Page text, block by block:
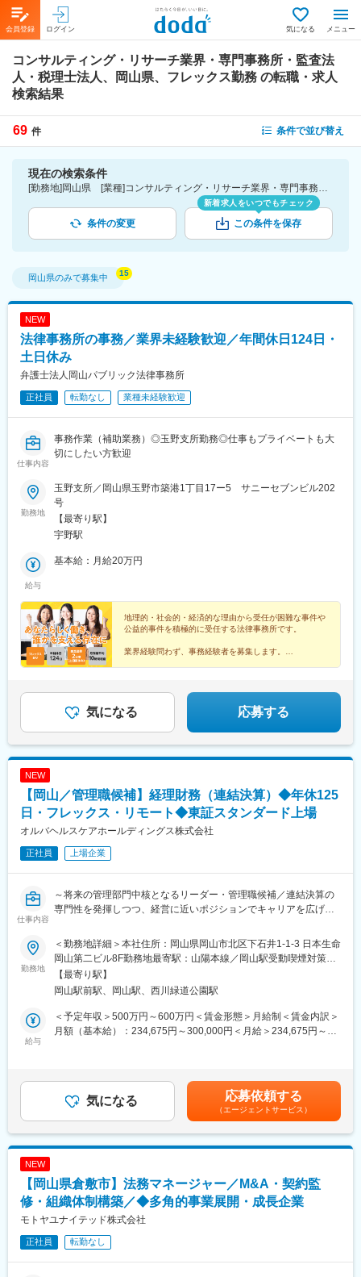
会員登録 ログイン 気になる メニュー
コンサルティング・リサーチ業界・専門事務所・監査法
人・税理士法人、岡山県、フレックス勤務 の転職・求人
検索結果
69 件 条件で並び替え
現在の検索条件
[勤務地]岡山県 [業種]コンサルティング・リサーチ業界・専門事務所・監査法人・税理士法人 [詳細条件](休日・働き方)フレックス勤務
条件の変更
新着求人をいつでもチェック
この条件を保存
岡山県のみで募集中
NEW
法律事務所の事務／業界未経験歓迎／年間休日124日・
土日休み
弁護士法人岡山パブリック法律事務所
正社員 転勤なし 業種未経験歓迎
仕事内容
事務作業（補助業務）◎玉野支所勤務◎仕事もプライベートも大
切にしたい方歓迎
勤務地
玉野支所／岡山県玉野市築港1丁目17ー5 サニーセブンビル202
号
【最寄り駅】
宇野駅
給与
基本給：月給20万円
地理的・社会的・経済的な理由から受任が困難な事件や
公益的事件を積極的に受任する法律事務所です。
業界経験問わず、事務経験者を募集します。
気になる 応募する
NEW
【岡山／管理職候補】経理財務（連結決算）◆年休125
日・フレックス・リモート◆東証スタンダード上場
オルバヘルスケアホールディングス株式会社
正社員 上場企業
仕事内容
～将来の管理部門中核となるリーダー・管理職候補／連結決算の
専門性を発揮しつつ、経営に近いポジションでキャリアを広げら
1,700名超・連結売上1,200億円規模～
■募集背景：
当グループは、社員1,700名超・連結売上1,200億円超の規模へと
成長しており、経営管理体制のさらなる強化が急務となっていま
す。
今回募集するのは、連結決算の経験を軸に、管理部門全体をリー
ドする責任者・リーダー候補です。
す。
「連結決算の経験を活かしながら、さらに経営に近いフィールド
でキャリアを伸ばしたい」方に最適な環境です。
・月次／四半期／年次決算
・法人税・消費税などの税務申告資料作成
● 連結決算（メイン業務）
・海外子会社（タイ）との連携・換算処理
勤務地
＜勤務地詳細＞本社住所：岡山県岡山市北区下石井1-1-3 日本生命
岡山第二ビル8F勤務地最寄駅：山陽本線／岡山駅受動喫煙対策：
屋内全面禁煙変更の範囲：会社の定める事業所
【最寄り駅】
岡山駅前駅、岡山駅、西川緑道公園駅
給与
＜予定年収＞500万円～600万円＜賃金形態＞月給制＜賃金内訳＞
月額（基本給）：234,675円～300,000円＜月給＞234,675円～
までも目安の金額であり、選考を通じて上下する可能性がありま
す。月給(月額)は固定手当を含めた表記です。
気になる 応募依頼する
（エージェントサービス）
NEW
【岡山県倉敷市】法務マネージャー／M&A・契約監
修・組織体制構築／◆多角的事業展開・成長企業
モトヤユナイテッド株式会社
正社員 転勤なし